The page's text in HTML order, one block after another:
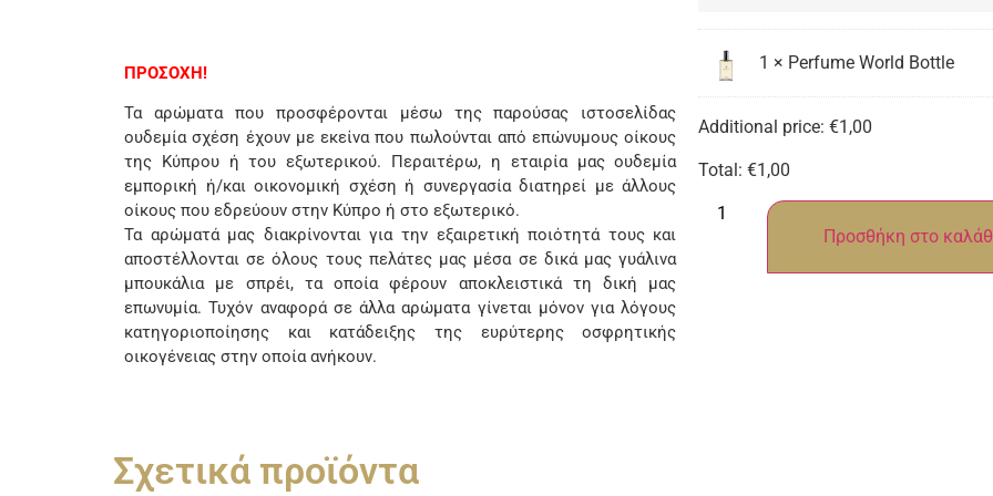
ΠΡΟΣΟΧΗ!
Τα αρώματα που προσφέρονται μέσω της παρούσας ιστοσελίδας
ουδεμία σχέση έχουν με εκείνα που πωλούνται από επώνυμους οίκους
της Κύπρου ή του εξωτερικού. Περαιτέρω, η εταιρία μας ουδεμία
εμπορική ή/και οικονομική σχέση ή συνεργασία διατηρεί με άλλους
οίκους που εδρεύουν στην Κύπρο ή στο εξωτερικό.
Τα αρώματά μας διακρίνονται για την εξαιρετική ποιότητά τους και
αποστέλλονται σε όλους τους πελάτες μας μέσα σε δικά μας γυάλινα
μπουκάλια με σπρέι, τα οποία φέρουν αποκλειστικά τη δική μας
επωνυμία. Τυχόν αναφορά σε άλλα αρώματα γίνεται μόνον για λόγους
κατηγοριοποίησης και κατάδειξης της ευρύτερης οσφρητικής
οικογένειας στην οποία ανήκουν.
1 × Perfume World Bottle
Additional price:€1,00
Total:€1,00
Προσθήκη στο
Σχετικά προϊόντα